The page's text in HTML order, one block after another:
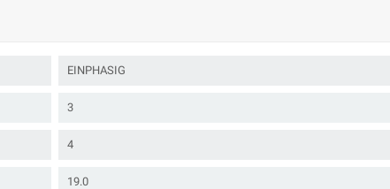
EINPHASIG
3
4
19.0